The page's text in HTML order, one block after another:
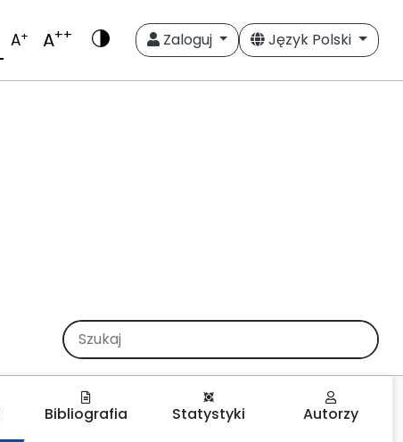
A+ A++ Zaloguj Język Polski
Bibliografia Statystyki Autorzy